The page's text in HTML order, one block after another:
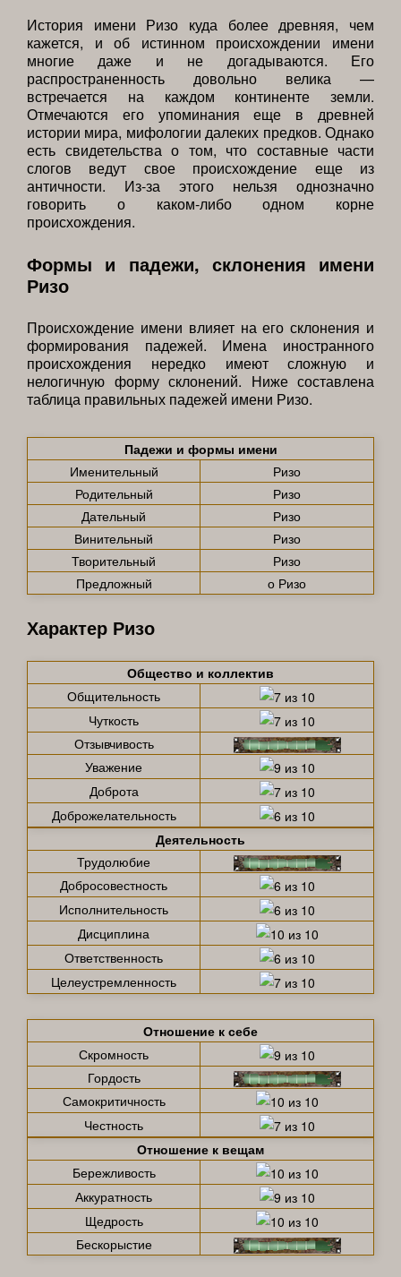
История имени Ризо куда более древняя, чем
кажется, и об истинном происхождении имени
многие даже и не догадываются. Его
распространенность довольно велика —
встречается на каждом континенте земли.
Отмечаются его упоминания еще в древней
истории мира, мифологии далеких предков. Однако
есть свидетельства о том, что составные части
слогов ведут свое происхождение еще из
античности. Из-за этого нельзя однозначно
говорить о каком-либо одном корне
происхождения.
Формы и падежи, склонения имени
Ризо
Происхождение имени влияет на его склонения и
формирования падежей. Имена иностранного
происхождения нередко имеют сложную и
нелогичную форму склонений. Ниже составлена
таблица правильных падежей имени Ризо.
Падежи и формы имени
Именительный
Ризо
Родительный
Ризо
Дательный
Ризо
Винительный
Ризо
Творительный
Ризо
Предложный
о Ризо
Характер Ризо
Общество и коллектив
Общительность
Чуткость
Отзывчивость
Уважение
Доброта
Доброжелательность
Деятельность
Трудолюбие
Добросовестность
Исполнительность
Дисциплина
Ответственность
Целеустремленность
Отношение к себе
Скромность
Гордость
Самокритичность
Честность
Отношение к вещам
Бережливость
Аккуратность
Щедрость
Бескорыстие